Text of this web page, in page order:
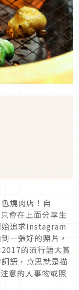
燒肉店！自
會在上面分享生
追求Instagram
一張好的照片，
的流行語大賞
語，意思就是描
意的人事物或照